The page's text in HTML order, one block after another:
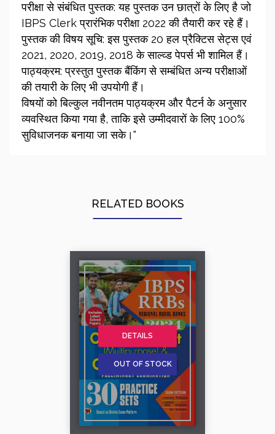
परीक्षा से संबंधित पुस्तक: यह पुस्तक उन छात्रों के लिए है जो
IBPS Clerk प्रारंभिक परीक्षा 2022 की तैयारी कर रहे हैं।
पुस्तक की विषय सूचि: इस पुस्तक 20 हल प्रैक्टिस सेट्स एवं
2021, 2020, 2019, 2018 के साल्व्ड पेपर्स भी शामिल हैं।
पाठ्यक्रम: प्रस्तुत पुस्तक बैंकिंग से सम्बंधित अन्य परीक्षाओं
की तयारी के लिए भी उपयोगी हैं।
विषयों को बिल्कुल नवीनतम पाठ्यक्रम और पैटर्न के अनुसार
व्यवस्थित किया गया है, ताकि इसे उम्मीदवारों के लिए 100%
सुविधाजनक बनाया जा सके।"
RELATED BOOKS
DETAILS
OUT OF STOCK